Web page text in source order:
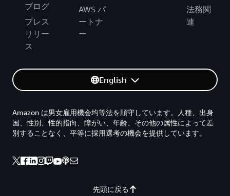
ブログ
プレス
リリー
ス
AWS パ
ートナ
ー
法務関
連
English
先頭に戻る
Amazon は男女雇用機会均等法を順守しています。人種、出身
国、性別、性的指向、障がい、年齢、その他の属性によって差
別することなく、平等に採用選考の機会を提供しています。